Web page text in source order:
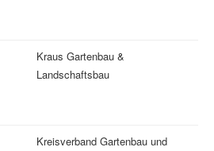
Kraus Gartenbau &
Landschaftsbau
Kreisverband Gartenbau und